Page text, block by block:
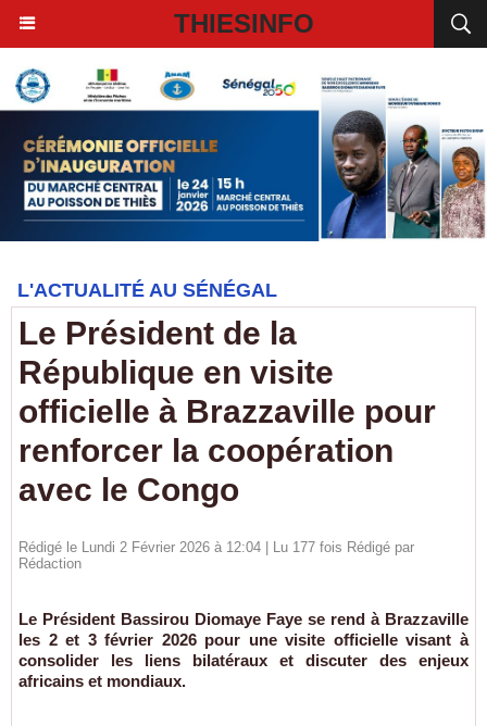
THIESINFO
L'ACTUALITÉ AU SÉNÉGAL
Le Président de la
République en visite
officielle à Brazzaville pour
renforcer la coopération
avec le Congo
Rédigé le Lundi 2 Février 2026 à 12:04 | Lu 177 fois Rédigé par
Rédaction
Le Président Bassirou Diomaye Faye se rend à Brazzaville
les 2 et 3 février 2026 pour une visite officielle visant à
consolider les liens bilatéraux et discuter des enjeux
africains et mondiaux.